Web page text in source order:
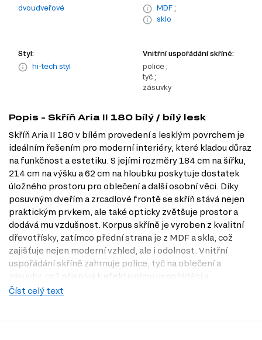
dvoudveřové
MDF ;
sklo
Styl:
hi-tech styl
Vnitřní uspořádání skříně:
police ;
tyč ;
zásuvky
Popis - Skříň Aria II 180 bílý / bílý lesk
Skříň Aria II 180 v bílém provedení s lesklým povrchem je
ideálním řešením pro moderní interiéry, které kladou důraz
na funkčnost a estetiku. S jejími rozměry 184 cm na šířku,
214 cm na výšku a 62 cm na hloubku poskytuje dostatek
úložného prostoru pro oblečení a další osobní věci. Díky
posuvným dveřím a zrcadlové frontě se skříň stává nejen
praktickým prvkem, ale také opticky zvětšuje prostor a
dodává mu vzdušnost. Korpus skříně je vyroben z kvalitní
dřevotřísky, zatímco přední strana je z MDF a skla, což
zajišťuje nejen moderní vzhled, ale i odolnost. Vnitřní
uspořádání skříně zahrnuje police, tyč na oblečení a
zásuvky, což přispívá k efektivnímu uspořádání a
snadnému přístupu k uloženým věcem. Navštivte naši
Číst celý text